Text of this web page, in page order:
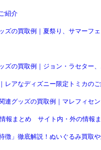
紹介
ズの買取例｜夏祭り、サマーフ
ズの買取例｜ジョン・ラセター
レアなディズニー限定トミカの
連グッズの買取例｜マレフィセ
報まとめ サイト内・外の情報
徴」徹底解説！ぬいぐるみ買取